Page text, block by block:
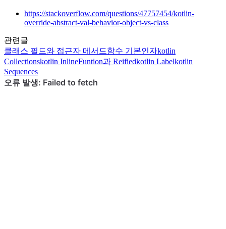
https://stackoverflow.com/questions/47757454/kotlin-
override-abstract-val-behavior-object-vs-class
관련글
클래스 필드와 접근자 메서드함수 기본인자kotlin
Collectionskotlin InlineFuntion과 Reifiedkotlin Labelkotlin
Sequences